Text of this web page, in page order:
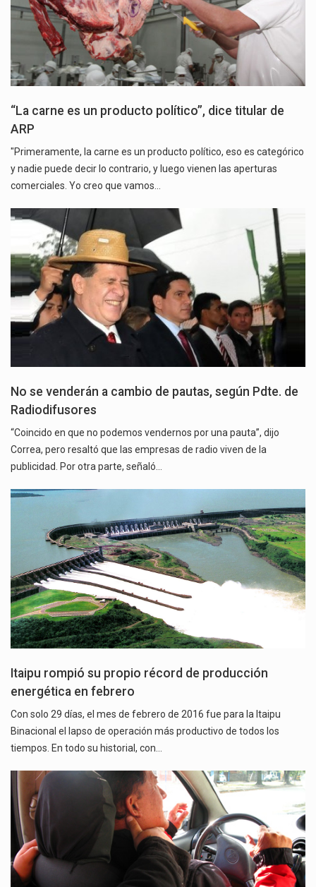
“La carne es un producto político”, dice titular de
ARP
"Primeramente, la carne es un producto político, eso es categórico
y nadie puede decir lo contrario, y luego vienen las aperturas
comerciales. Yo creo que vamos…
No se venderán a cambio de pautas, según Pdte. de
Radiodifusores
“Coincido en que no podemos vendernos por una pauta”, dijo
Correa, pero resaltó que las empresas de radio viven de la
publicidad. Por otra parte, señaló…
Itaipu rompió su propio récord de producción
energética en febrero
Con solo 29 días, el mes de febrero de 2016 fue para la Itaipu
Binacional el lapso de operación más productivo de todos los
tiempos. En todo su historial, con…